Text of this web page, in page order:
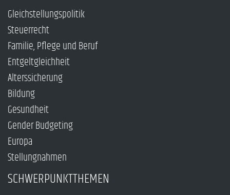
Gleichstellungspolitik
Steuerrecht
Familie, Pflege und Beruf
Entgeltgleichheit
Alterssicherung
Bildung
Gesundheit
Gender Budgeting
Europa
Stellungnahmen
SCHWERPUNKTTHEMEN